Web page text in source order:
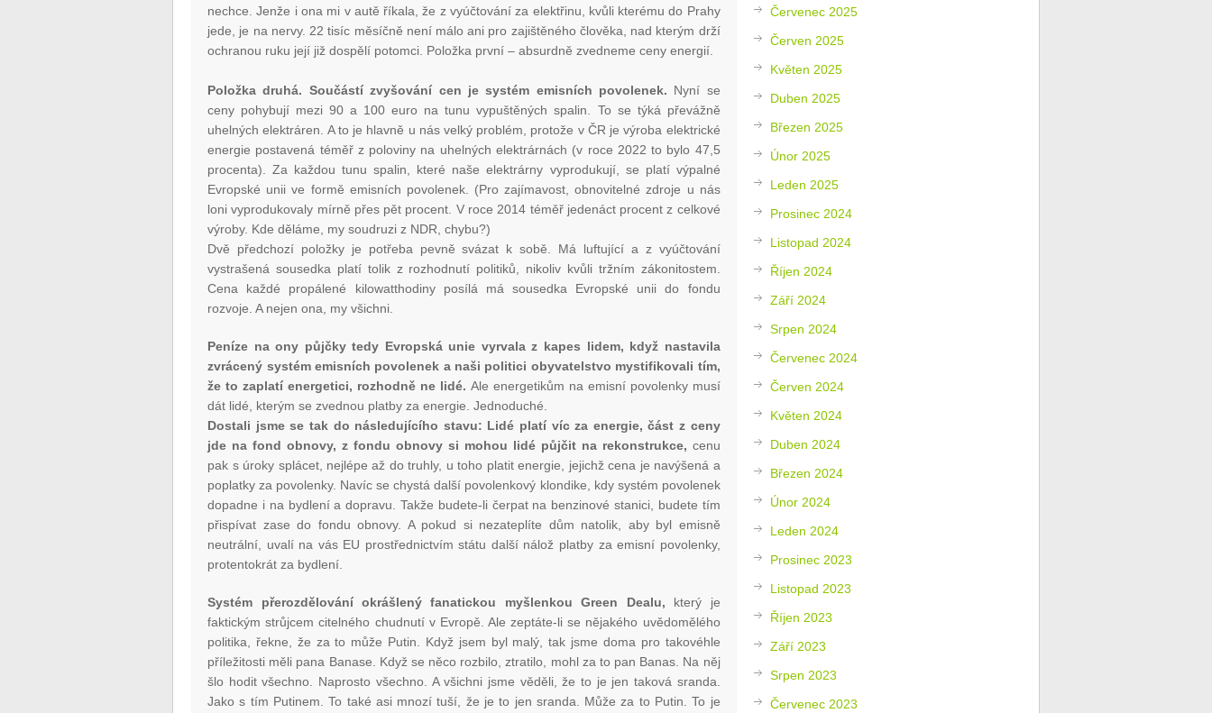
nechce. Jenže i ona mi v autě říkala, že z vyúčtování za elektřinu, kvůli kterému do Prahy
jede, je na nervy. 22 tisíc měsíčně není málo ani pro zajištěného člověka, nad kterým drží
ochranou ruku její již dospělí potomci. Položka první – absurdně zvedneme ceny energií.
Položka druhá. Součástí zvyšování cen je systém emisních povolenek. Nyní se
ceny pohybují mezi 90 a 100 euro na tunu vypuštěných spalin. To se týká převážně
uhelných elektráren. A to je hlavně u nás velký problém, protože v ČR je výroba elektrické
energie postavená téměř z poloviny na uhelných elektrárnách (v roce 2022 to bylo 47,5
procenta). Za každou tunu spalin, které naše elektrárny vyprodukují, se platí výpalné
Evropské unii ve formě emisních povolenek. (Pro zajímavost, obnovitelné zdroje u nás
loni vyprodukovaly mírně přes pět procent. V roce 2014 téměř jedenáct procent z celkové
výroby. Kde děláme, my soudruzi z NDR, chybu?)
Dvě předchozí položky je potřeba pevně svázat k sobě. Má luftující a z vyúčtování
vystrašená sousedka platí tolik z rozhodnutí politiků, nikoliv kvůli tržním zákonitostem.
Cena každé propálené kilowatthodiny posílá má sousedka Evropské unii do fondu
rozvoje. A nejen ona, my všichni.
Peníze na ony půjčky tedy Evropská unie vyrvala z kapes lidem, když nastavila
zvrácený systém emisních povolenek a naši politici obyvatelstvo mystifikovali tím,
že to zaplatí energetici, rozhodně ne lidé. Ale energetikům na emisní povolenky musí
dát lidé, kterým se zvednou platby za energie. Jednoduché.
Dostali jsme se tak do následujícího stavu: Lidé platí víc za energie, část z ceny
jde na fond obnovy, z fondu obnovy si mohou lidé půjčit na rekonstrukce, cenu
pak s úroky splácet, nejlépe až do truhly, u toho platit energie, jejichž cena je navýšená a
poplatky za povolenky. Navíc se chystá další povolenkový klondike, kdy systém povolenek
dopadne i na bydlení a dopravu. Takže budete-li čerpat na benzinové stanici, budete tím
přispívat zase do fondu obnovy. A pokud si nezateplíte dům natolik, aby byl emisně
neutrální, uvalí na vás EU prostřednictvím státu další nálož platby za emisní povolenky,
protentokrát za bydlení.
Systém přerozdělování okrášlený fanatickou myšlenkou Green Dealu, který je
faktickým strůjcem citelného chudnutí v Evropě. Ale zeptáte-li se nějakého uvědomělého
politika, řekne, že za to může Putin. Když jsem byl malý, tak jsme doma pro takovéhle
příležitosti měli pana Banase. Když se něco rozbilo, ztratilo, mohl za to pan Banas. Na něj
šlo hodit všechno. Naprosto všechno. A všichni jsme věděli, že to je jen taková sranda.
Jako s tím Putinem. To také asi mnozí tuší, že je to jen sranda. Může za to Putin. To je
Červenec 2025
Červen 2025
Květen 2025
Duben 2025
Březen 2025
Únor 2025
Leden 2025
Prosinec 2024
Listopad 2024
Říjen 2024
Září 2024
Srpen 2024
Červenec 2024
Červen 2024
Květen 2024
Duben 2024
Březen 2024
Únor 2024
Leden 2024
Prosinec 2023
Listopad 2023
Říjen 2023
Září 2023
Srpen 2023
Červenec 2023